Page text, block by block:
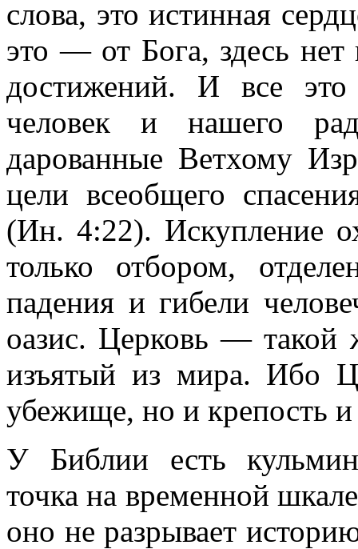
слова, это истинная
это — от Бога, здесь нет
достижений. И все
человек и нашего
дарованные Ветхому
цели всеобщего
(Ин. 4:22). Искупление
только отбором,
падения и гибели
оазис. Церковь — такой
изъятый из мира. Ибо
убежище, но и крепость
У Библии есть
точка на временной
оно не разрывает